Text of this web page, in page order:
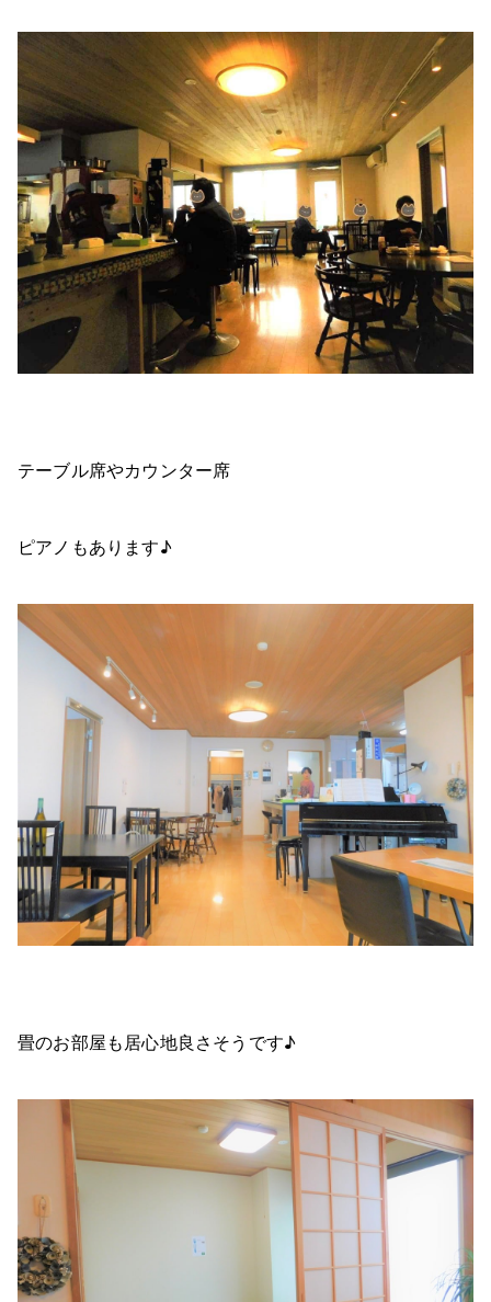
テーブル席やカウンター席
ピアノもあります♪
畳のお部屋も居心地良さそうです♪